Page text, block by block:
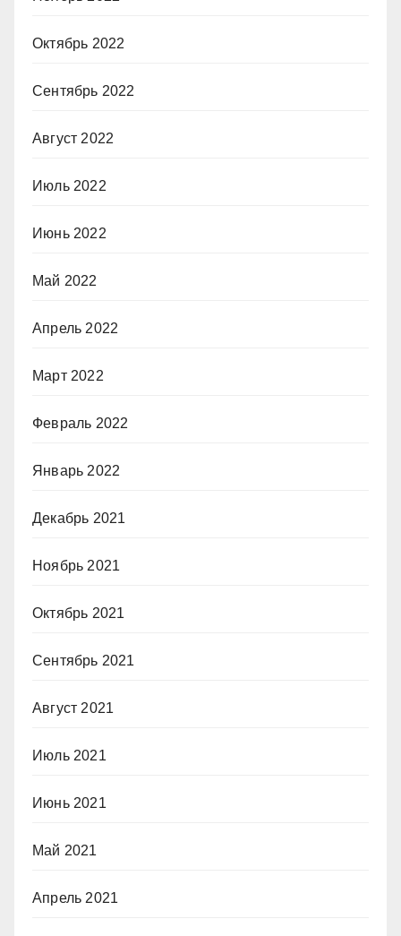
Октябрь 2022
Сентябрь 2022
Август 2022
Июль 2022
Июнь 2022
Май 2022
Апрель 2022
Март 2022
Февраль 2022
Январь 2022
Декабрь 2021
Ноябрь 2021
Октябрь 2021
Сентябрь 2021
Август 2021
Июль 2021
Июнь 2021
Май 2021
Апрель 2021